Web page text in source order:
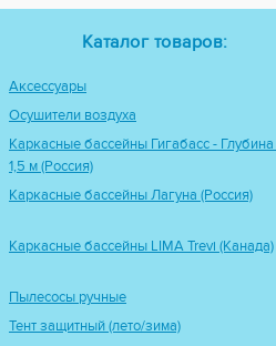
Каталог товаров:
Аксессуары
Осушители воздуха
Каркасные бассейны Гигабасс - Глубина
1,5 м (Россия)
Каркасные бассейны Лагуна (Россия)
Каркасные бассейны LIMA Trevi (Канада)
Пылесосы ручные
Тент защитный (лето/зима)